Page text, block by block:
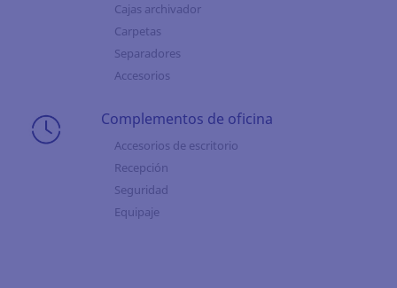
Cajas archivador
Carpetas
Separadores
Accesorios
Complementos de oficina
Accesorios de escritorio
Recepción
Seguridad
Equipaje